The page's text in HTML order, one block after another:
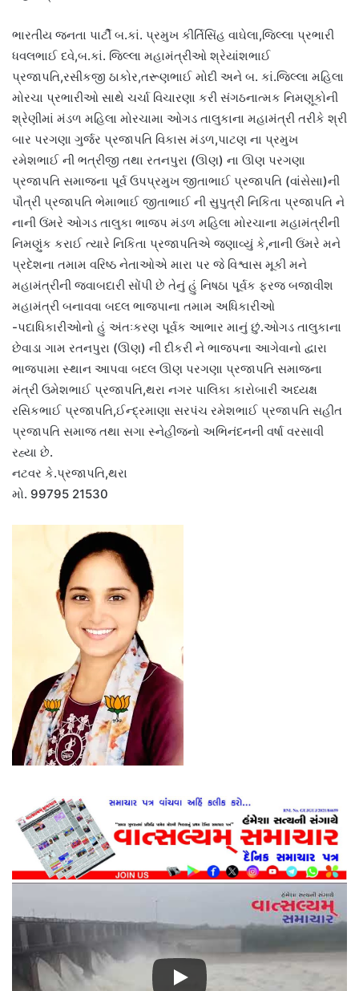
ભારતીય જનતા પાર્ટી બ.કાં. પ્રમુખ કીર્તિસિંહ વાઘેલા,જિલ્લા પ્રભારી
ધવલભાઈ દવે,બ.કાં. જિલ્લા મહામંત્રીઓ શ્રેયાંશભાઈ
પ્રજાપતિ,રસીકજી ઠાકોર,તરૂણભાઈ મોદી અને બ. કાં.જિલ્લા મહિલા
મોરચા પ્રભારીઓ સાથે ચર્ચા વિચારણા કરી સંગઠનાત્મક નિમણૂકોની
શ્રેણીમાં મંડળ મહિલા મોરચામા ઓગડ તાલુકાના મહામંત્રી તરીકે શ્રી
બાર પરગણા ગુર્જર પ્રજાપતિ વિકાસ મંડળ,પાટણ ના પ્રમુખ
રમેશભાઈ ની ભત્રીજી તથા રતનપુરા (ઊણ) ના ઊણ પરગણા
પ્રજાપતિ સમાજના પૂર્વ ઉપપ્રમુખ જીતાભાઈ પ્રજાપતિ (વાંસેસા)ની
પૌત્રી પ્રજાપતિ ભેમાભાઈ જીતાભાઈ ની સુપુત્રી નિકિતા પ્રજાપતિ ને
નાની ઉંમરે ઓગડ તાલુકા ભાજપ મંડળ મહિલા મોરચાના મહામંત્રીની
નિમણુંક કરાઈ ત્યારે નિકિતા પ્રજાપતિએ જણાવ્યું કે,નાની ઉંમરે મને
પ્રદેશના તમામ વરિષ્ઠ નેતાઓએ મારા પર જે વિશ્વાસ મૂકી મને
મહામંત્રીની જવાબદારી સોંપી છે તેનું હું નિષઠા પૂર્વક ફરજ બજાવીશ
મહામંત્રી બનાવવા બદલ ભાજપાના તમામ અધિકારીઓ
-પદાધિકારીઓનો હું અંતઃકરણ પૂર્વક આભાર માનું છું.ઓગડ તાલુકાના
છેવાડા ગામ રતનપુરા (ઊણ) ની દીકરી ને ભાજપના આગેવાનો દ્વારા
ભાજપામા સ્થાન આપવા બદલ ઊણ પરગણા પ્રજાપતિ સમાજના
મંત્રી ઉમેશભાઈ પ્રજાપતિ,થરા નગર પાલિકા કારોબારી અધ્યક્ષ
રસિકભાઈ પ્રજાપતિ,ઈન્દ્રમાણા સરપંચ રમેશભાઈ પ્રજાપતિ સહીત
પ્રજાપતિ સમાજ તથા સગા સ્નેહીજનો અભિનંદનની વર્ષા વરસાવી
રહ્યા છે.
નટવર કે.પ્રજાપતિ,થરા
મો. 99795 21530